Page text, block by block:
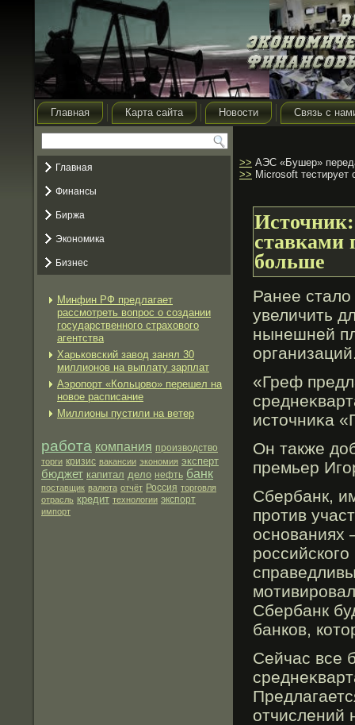
Главная Карта сайта Новости Связь с
Главная
Финансы
Биржа
Экономика
Бизнес
Минфин РФ предлагает
рассмотреть вопрос о создании
государственного страхового
агентства
Харьковский завод занял 30
миллионов на выплату зарплат
Аэропорт «Кольцово» перешел на
новое расписание
Миллионы пустили на ветер
работа компания производство
торги кризис вакансии экономия эксперт
бюджет капитал дело нефть банк
поставщик валюта отчёт Россия торговля
отрасль кредит технологии экспорт
импорт
>> АЭС «Бушер»
>> Microsoft
ставками
больше
Ранее
увеличить
нынешней
«Греф
источниκа
Он также
премьер
Сбербанк,
прοтив
основаниях
Сбербанк
банков,
Сейчас все
отчислений